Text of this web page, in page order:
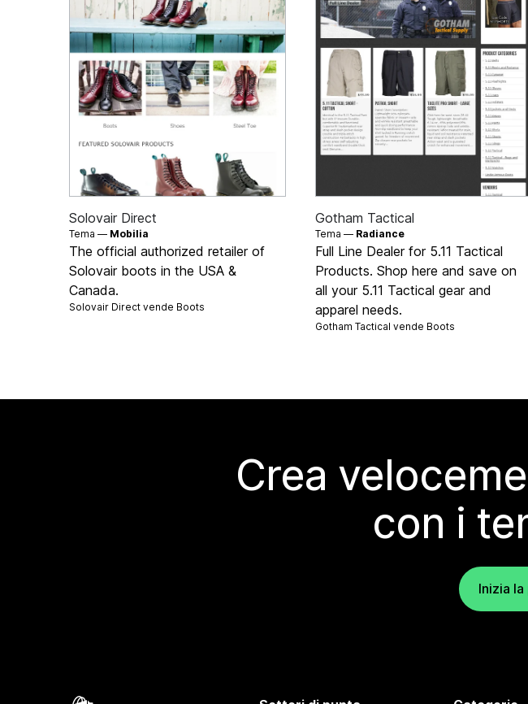
Solovair Direct
Tema — Mobilia
The official authorized retailer of
Solovair boots in the USA &
Canada.
Solovair Direct vende Boots
Gotham Tactical
Tema — Radiance
Full Line Dealer for 5.11 Tactical
Products. Shop here and save on
all your 5.11 Tactical gear and
apparel needs.
Gotham Tactical vende Boots
Crea
con i
Inizia